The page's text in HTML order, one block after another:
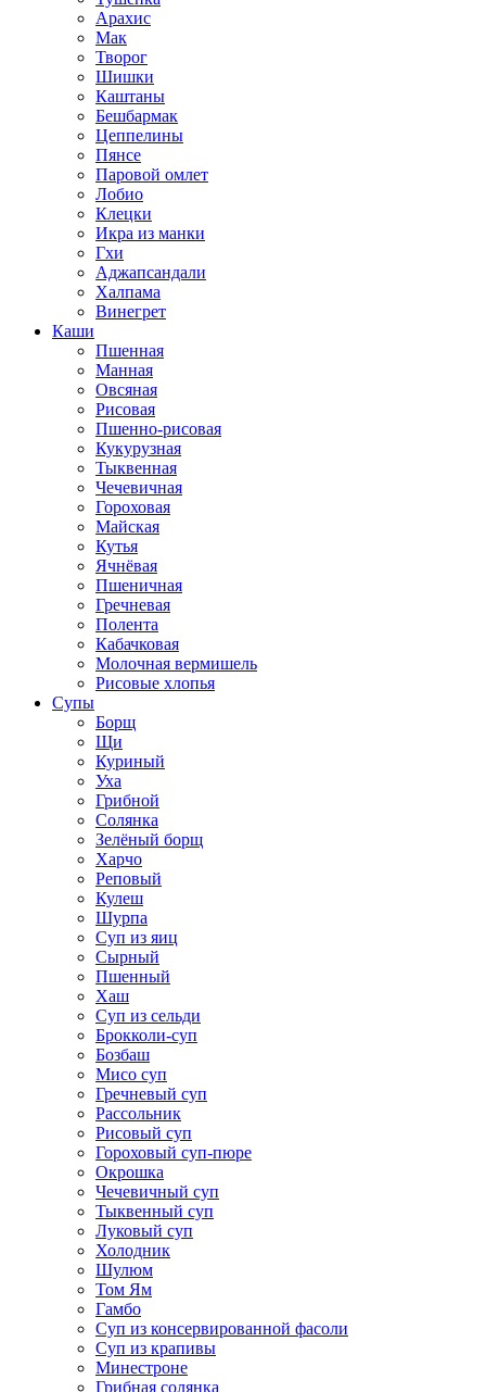
Арахис
Мак
Творог
Шишки
Каштаны
Бешбармак
Цеппелины
Пянсе
Паровой омлет
Лобио
Клецки
Икра из манки
Гхи
Аджапсандали
Халпама
Винегрет
Каши
Пшенная
Манная
Овсяная
Рисовая
Пшенно-рисовая
Кукурузная
Тыквенная
Чечевичная
Гороховая
Майская
Кутья
Ячнёвая
Пшеничная
Гречневая
Полента
Кабачковая
Молочная вермишель
Рисовые хлопья
Супы
Борщ
Щи
Куриный
Уха
Грибной
Солянка
Зелёный борщ
Харчо
Реповый
Кулеш
Шурпа
Суп из яиц
Сырный
Пшенный
Хаш
Суп из сельди
Брокколи-суп
Бозбаш
Мисо суп
Гречневый суп
Рассольник
Рисовый суп
Гороховый суп-пюре
Окрошка
Чечевичный суп
Тыквенный суп
Луковый суп
Холодник
Шулюм
Том Ям
Гамбо
Суп из консервированной фасоли
Суп из крапивы
Минестроне
Грибная солянка